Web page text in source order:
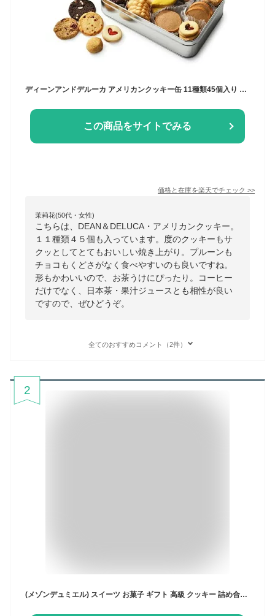
ディーンアンドデルーカ アメリカンクッキー缶 11種類45個入り 詰め合わせ DEAN&DELUCA スイーツ お菓子 洋菓子 焼き菓子 人気 おしゃれ かわいい ギフト お返し お祝い 手土産 ご挨拶 父の日 お中元 母の日
この商品をサイトでみる
価格と在庫を楽天でチェック >>
茉莉花(50代・女性)
こちらは、DEAN＆DELUCA・アメリカンクッキー。
１１種類４５個も入っています。度のクッキーもサ
クッとしてとてもおいしい焼き上がり。プルーンも
チョコもくどさがなく食べやすいのも良いですね。
形もかわいいので、お茶うけにぴったり。コーヒー
だけでなく、日本茶・果汁ジュースとも相性が良い
ですので、ぜひどうぞ。
全てのおすすめコメント（2件）
2
(メゾンデュミエル) スイーツ お菓子 ギフト 高級 クッキー 詰め合わせ おしゃれ クッキー缶